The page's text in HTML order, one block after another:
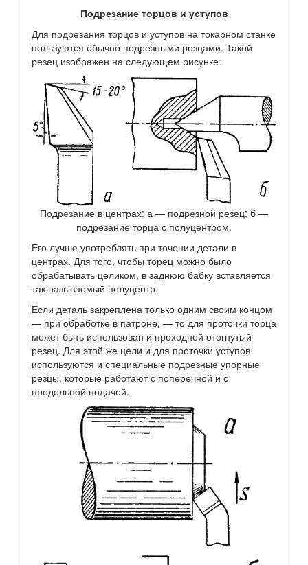
Подрезание торцов и уступов
Для подрезания торцов и уступов на токарном станке
пользуются обычно подрезными резцами. Такой
резец изображен на следующем рисунке:
Подрезание в центрах: а — подрезной резец; б —
подрезание торца с полуцентром.
Его лучше употреблять при точении детали в
центрах. Для того, чтобы торец можно было
обрабатывать целиком, в заднюю бабку вставляется
так называемый полуцентр.
Если деталь закреплена только одним своим концом
— при обработке в патроне, — то для проточки торца
может быть использован и проходной отогнутый
резец. Для этой же цели и для проточки уступов
используются и специальные подрезные упорные
резцы, которые работают с поперечной и с
продольной подачей.